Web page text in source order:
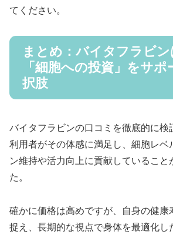
てください。
まとめ：バイタフラビ
「細胞への投資」をサ
択肢
バイタフラビンの口コミを徹底的に検
利用者がその体感に満足し、細胞レベ
ン維持や活力向上に貢献していること
た。
確かに価格は高めですが、自身の健康
捉え、長期的な視点で身体を最適化し